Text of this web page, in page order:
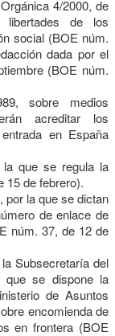
4/2000, de
de los
social (BOE núm.
dada por el
(BOE núm.
sobre medios
acreditar los
en España
que se regula la
15 de febrero).
por la que se dictan
de enlace de
núm. 37, de 12 de
Subsecretaría del
que se dispone la
de Asuntos
encomienda de
en frontera (BOE